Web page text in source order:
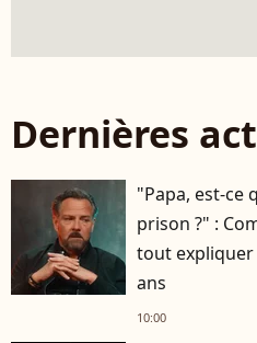
Dernières
"Papa, est-ce
prison ?" :
tout expliquer
ans
10:00